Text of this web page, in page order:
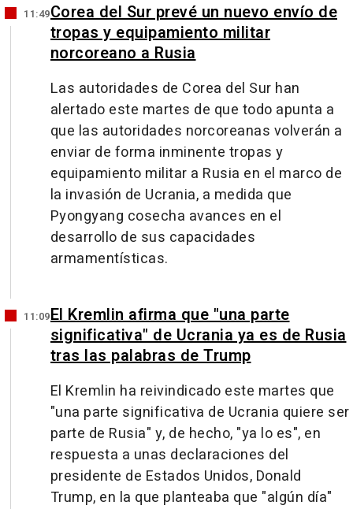
11:49Corea del Sur prevé un nuevo envío de
tropas y equipamiento militar
norcoreano a Rusia
Las autoridades de Corea del Sur han
alertado este martes de que todo apunta a
que las autoridades norcoreanas volverán a
enviar de forma inminente tropas y
equipamiento militar a Rusia en el marco de
la invasión de Ucrania, a medida que
Pyongyang cosecha avances en el
desarrollo de sus capacidades
armamentísticas.
11:09El Kremlin afirma que "una parte
significativa" de Ucrania ya es de Rusia
tras las palabras de Trump
El Kremlin ha reivindicado este martes que
"una parte significativa de Ucrania quiere ser
parte de Rusia" y, de hecho, "ya lo es", en
respuesta a unas declaraciones del
presidente de Estados Unidos, Donald
Trump, en la que planteaba que "algún día"